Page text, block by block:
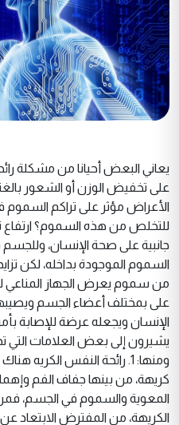
يعاني البعض أحيانا من مشكلة
على تخفيض الوزن أو الشعور
الأعراض مؤثر على تراكم
للتخلص من هذه السموم؟ ارتفاع
جانبية على صحة الإنسان،
السموم الموجودة بداخله، لكن
من سموم يعرض الجهاز المناعي
على بمختلف أعضاء الجسم
الإنسان ويجعله عرضة للإصابة
يشيرون إلى بعض العلامات التي
ومنها: 1. رائحة النفس
كريهة، من بينها جفاف الفم
المعوية والسموم في الجسم،
الكريهة، من المفترض الابتعاد